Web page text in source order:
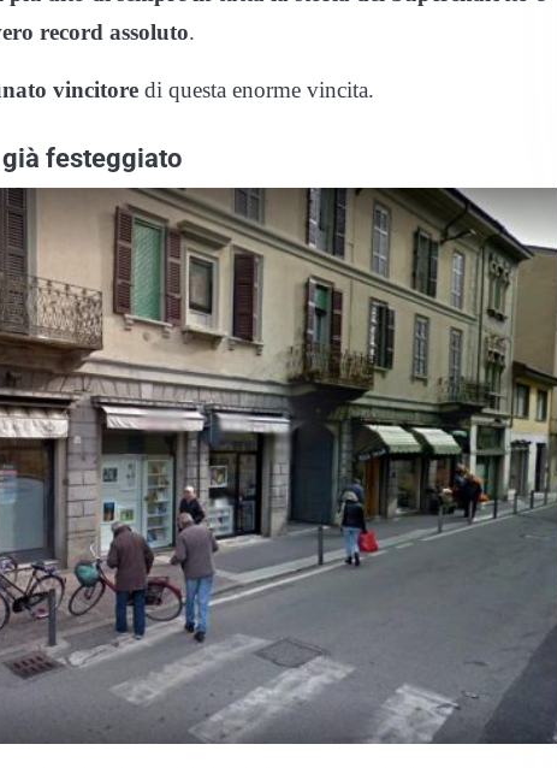
record assoluto.
vincitore di questa enorme vincita.
festeggiato